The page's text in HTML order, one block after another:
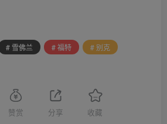
# 雪佛兰 # 福特 # 别克
赞赏 分享 收藏